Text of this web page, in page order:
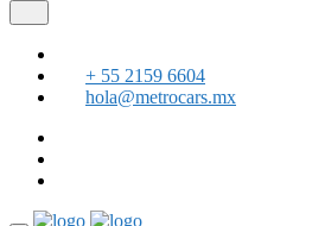
+ 55 2159 6604
hola@metrocars.mx